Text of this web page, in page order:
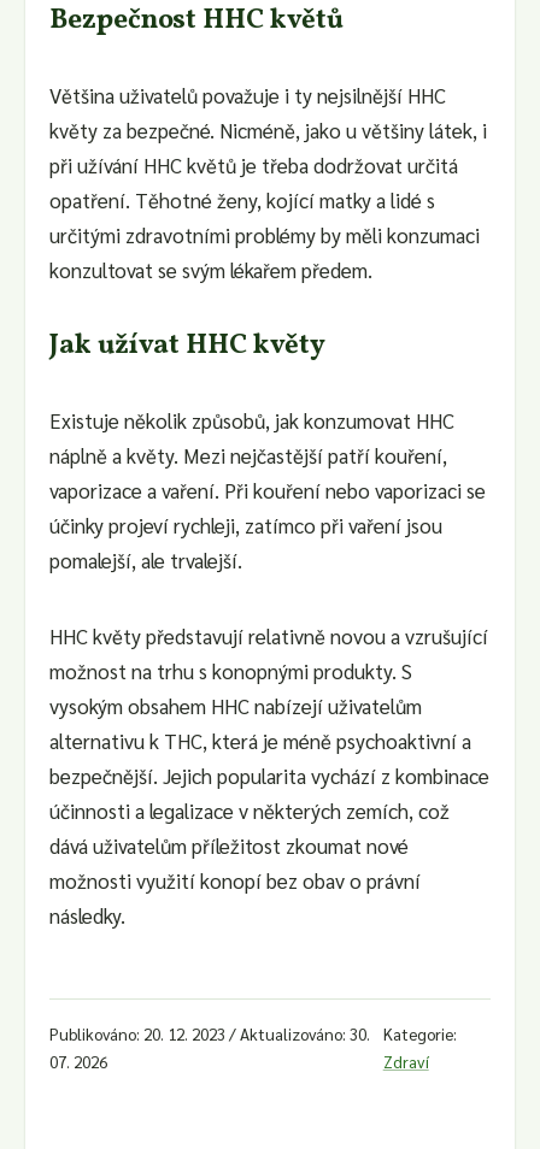
Bezpečnost HHC květů
Většina uživatelů považuje i ty nejsilnější HHC
květy za bezpečné. Nicméně, jako u většiny látek, i
při užívání HHC květů je třeba dodržovat určitá
opatření. Těhotné ženy, kojící matky a lidé s
určitými zdravotními problémy by měli konzumaci
konzultovat se svým lékařem předem.
Jak užívat HHC květy
Existuje několik způsobů, jak konzumovat HHC
náplně a květy. Mezi nejčastější patří kouření,
vaporizace a vaření. Při kouření nebo vaporizaci se
účinky projeví rychleji, zatímco při vaření jsou
pomalejší, ale trvalejší.
HHC květy představují relativně novou a vzrušující
možnost na trhu s konopnými produkty. S
vysokým obsahem HHC nabízejí uživatelům
alternativu k THC, která je méně psychoaktivní a
bezpečnější. Jejich popularita vychází z kombinace
účinnosti a legalizace v některých zemích, což
dává uživatelům příležitost zkoumat nové
možnosti využití konopí bez obav o právní
následky.
Publikováno: 20. 12. 2023 / Aktualizováno: 30.
07. 2026
Kategorie:
Zdraví